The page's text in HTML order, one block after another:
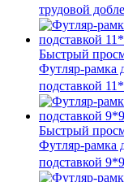
трудовой
Быстрый
Футляр-рамка
подставкой
Быстрый
Футляр-рамка
подставкой